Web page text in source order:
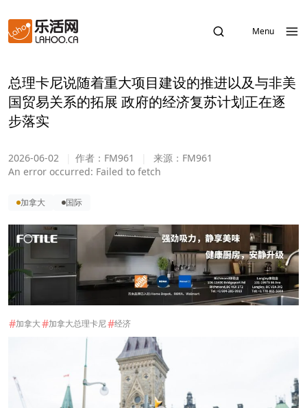
Menu
总理卡尼说随着重大项目建设的推进以及与非美
国贸易关系的拓展 政府的经济复苏计划正在逐
步落实
2026-06-02 作者： FM961 来源： FM961
An error occurred: Failed to fetch
加拿大 国际
#加拿大#加拿大总理卡尼#经济